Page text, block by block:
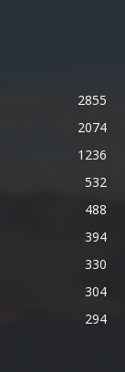
2855
2074
1236
532
488
394
330
304
294